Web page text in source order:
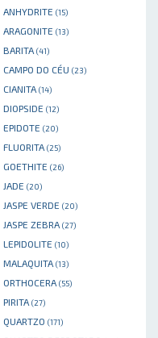
ANHYDRITE (15)
ARAGONITE (13)
BARITA (41)
CAMPO DO CÉU (23)
CIANITA (14)
DIOPSIDE (12)
EPIDOTE (20)
FLUORITA (25)
GOETHITE (26)
JADE (20)
JASPE VERDE (20)
JASPE ZEBRA (27)
LEPIDOLITE (10)
MALAQUITA (13)
ORTHOCERA (55)
PIRITA (27)
QUARTZO (171)